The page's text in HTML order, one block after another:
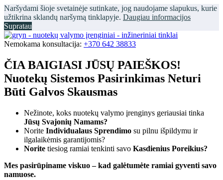
Naršydami šioje svetainėje sutinkate, jog naudojame slapukus, kurie
užtikrina sklandų naršymą tinklapyje. Daugiau informacijos
Supratau
Nemokama konsultacija: +370 642 38833
ČIA BAIGIASI JŪSŲ PAIEŠKOS!
Nuotekų Sistemos Pasirinkimas Neturi
Būti Galvos Skausmas
Nežinote, koks nuotekų valymo įrenginys geriausiai tinka
Jūsų Svajonių Namams?
Norite Individualaus Sprendimo su pilnu išpildymu ir
ilgalaikėmis garantijomis?
Norite tiesiog ramiai tenkinti savo Kasdienius Poreikius?
Mes pasirūpiname viskuo – kad galėtumėte ramiai gyventi savo
namuose.